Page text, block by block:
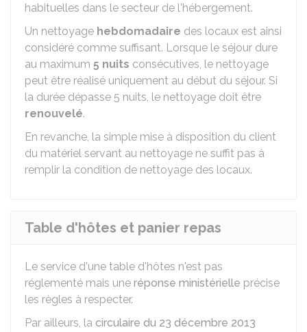
habituelles dans le secteur de l'hébergement.
Un nettoyage hebdomadaire des locaux est ainsi
considéré comme suffisant. Lorsque le séjour dure
au maximum 5 nuits consécutives, le nettoyage
peut être réalisé uniquement au début du séjour. Si
la durée dépasse 5 nuits, le nettoyage doit être
renouvelé.
En revanche, la simple mise à disposition du client
du matériel servant au nettoyage ne suffit pas à
remplir la condition de nettoyage des locaux.
Table d'hôtes et panier repas
Le service d'une table d'hôtes n'est pas
réglementé mais une réponse ministérielle précise
les règles à respecter.
Par ailleurs, la circulaire du 23 décembre 2013